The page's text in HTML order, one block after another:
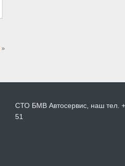
»
СТО БМВ Автосервис, наш тел.
51